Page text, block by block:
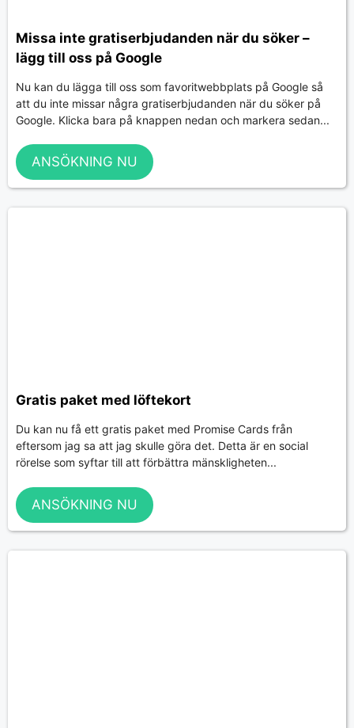
Missa inte gratiserbjudanden när du söker –
lägg till oss på Google
Nu kan du lägga till oss som favoritwebbplats på Google så
att du inte missar några gratiserbjudanden när du söker på
Google. Klicka bara på knappen nedan och markera sedan...
ANSÖKNING NU
Gratis paket med löftekort
Du kan nu få ett gratis paket med Promise Cards från
eftersom jag sa att jag skulle göra det. Detta är en social
rörelse som syftar till att förbättra mänskligheten...
ANSÖKNING NU